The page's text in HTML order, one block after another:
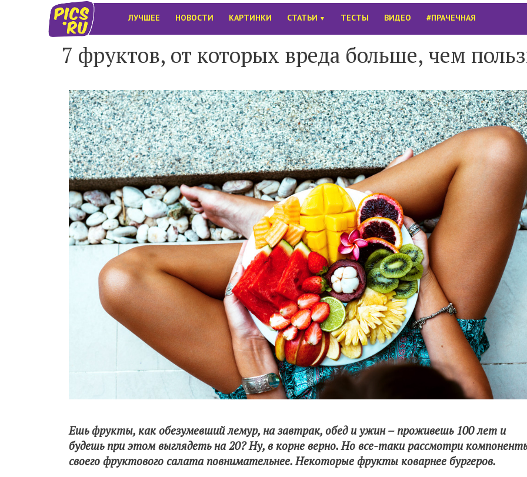
ЛУЧШЕЕ НОВОСТИ КАРТИНКИ СТАТЬИ ▼ ТЕСТЫ ВИДЕО #ПРАЧЕЧНАЯ
7 фруктов, от которых вреда больше, чем
Ешь фрукты, как обезумевший лемур, на завтрак, обед и ужин – проживешь 100 лет и
будешь при этом выглядеть на 20? Ну, в корне верно. Но все-таки рассмотри
своего фруктового салата повнимательнее. Некоторые фрукты коварнее бургеров.